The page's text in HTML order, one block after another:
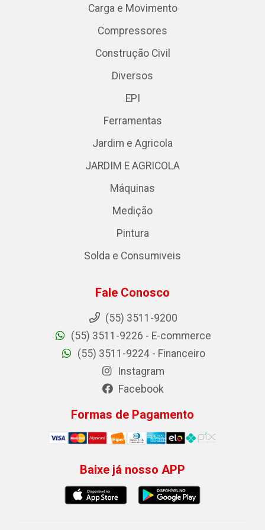
Carga e Movimento
Compressores
Construção Civil
Diversos
EPI
Ferramentas
Jardim e Agricola
JARDIM E AGRICOLA
Máquinas
Medição
Pintura
Solda e Consumiveis
Fale Conosco
(55) 3511-9200
(55) 3511-9226 - E-commerce
(55) 3511-9224 - Financeiro
Instagram
Facebook
Formas de Pagamento
Baixe já nosso APP